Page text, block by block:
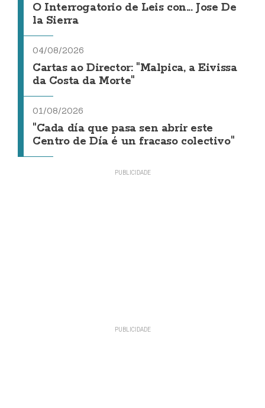
O Interrogatorio de Leis con... Jose De
la Sierra
04/08/2026
Cartas ao Director: "Malpica, a Eivissa
da Costa da Morte"
01/08/2026
"Cada día que pasa sen abrir este
Centro de Día é un fracaso colectivo"